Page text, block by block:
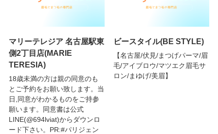
マリーテレジア 名古屋駅東
側2丁目店(MARIE
TERESIA)
18歳未満の方は親の同意のも
とご予約をお願い致します。当
日,同意がわかるものをご持参
願います。同意書は公式
LINE(@694lviat)からダウンロ
ード下さい。PR:#パリジェン
ビースタイル(BE STYLE)
【名古屋/伏見/まつげパーマ/眉
毛/アイブロウ/マツエク眉毛サ
ロン/まゆげ/美眉】